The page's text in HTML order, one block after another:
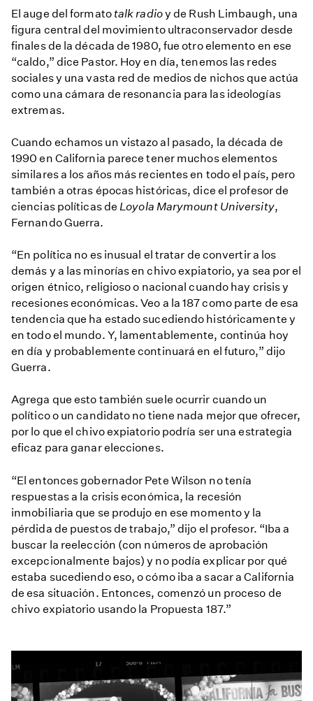
El auge del formato talk radioy de Rush Limbaugh, una
figura central del movimiento ultraconservador desde
finales de la década de 1980, fue otro elemento en ese
“caldo,” dice Pastor. Hoy en día, tenemos las redes
sociales y una vasta red de medios de nichos que actúa
como una cámara de resonancia para las ideologías
extremas.
Cuando echamos un vistazo al pasado, la década de
1990 en California parece tener muchos elementos
similares a los años más recientes en todo el país, pero
también a otras épocas históricas, dice el profesor de
ciencias políticas de Loyola Marymount University,
Fernando Guerra.
“En política no es inusual el tratar de convertir a los
demás y a las minorías en chivo expiatorio, ya sea por el
origen étnico, religioso o nacional cuando hay crisis y
recesiones económicas. Veo a la 187 como parte de esa
tendencia que ha estado sucediendo históricamente y
en todo el mundo. Y, lamentablemente, continúa hoy
en día y probablemente continuará en el futuro,” dijo
Guerra.
Agrega que esto también suele ocurrir cuando un
político o un candidato no tiene nada mejor que ofrecer,
por lo que el chivo expiatorio podría ser una estrategia
eficaz para ganar elecciones.
“El entonces gobernador Pete Wilson no tenía
respuestas a la crisis económica, la recesión
inmobiliaria que se produjo en ese momento y la
pérdida de puestos de trabajo,” dijo el profesor. “Iba a
buscar la reelección (con números de aprobación
excepcionalmente bajos) y no podía explicar por qué
estaba sucediendo eso, o cómo iba a sacar a California
de esa situación. Entonces, comenzó un proceso de
chivo expiatorio usando la Propuesta 187.”